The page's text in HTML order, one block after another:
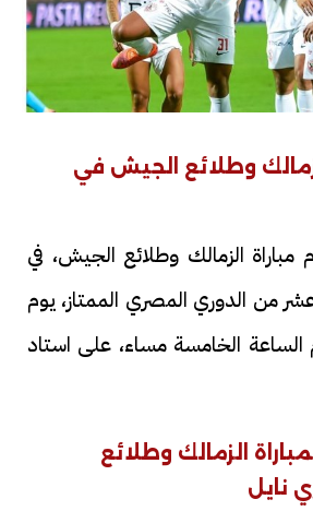
وطلائع الجيش في
مباراة الزمالك وطلائع الجيش، في
عشر من الدوري المصري الممتاز، يوم
الخامسة مساء، على استاد
الزمالك وطلائع
نايل